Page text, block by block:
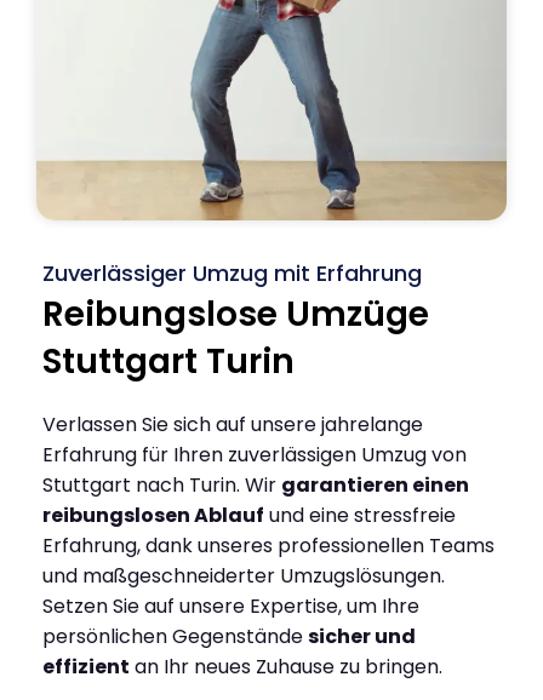
Zuverlässiger Umzug mit Erfahrung
Reibungslose Umzüge
Stuttgart Turin
Verlassen Sie sich auf unsere jahrelange
Erfahrung für Ihren zuverlässigen Umzug von
Stuttgart nach Turin. Wir garantieren einen
reibungslosen Ablauf und eine stressfreie
Erfahrung, dank unseres professionellen Teams
und maßgeschneiderter Umzugslösungen.
Setzen Sie auf unsere Expertise, um Ihre
persönlichen Gegenständesicher und
effizient an Ihr neues Zuhause zu bringen.